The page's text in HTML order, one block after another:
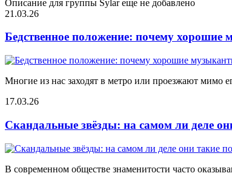
Описание для группы Sylar еще не добавлено
21.03.26
Бедственное положение: почему хорошие
Многие из нас заходят в метро или проезжают мимо
17.03.26
Скандальные звёзды: на самом ли деле
В современном обществе знаменитости часто